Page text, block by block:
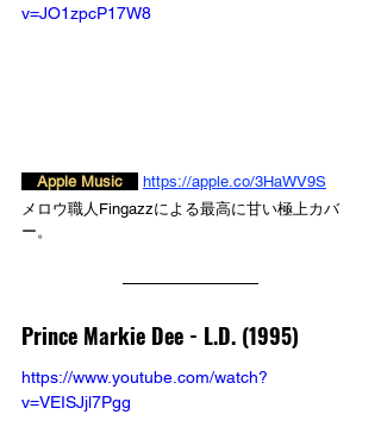
v=JO1zpcP17W8
Apple Music
https://apple.co/3HaWV9S
メロウ職人Fingazzによる最高に甘い極上カバ
ー。
Prince Markie Dee - L.D. (1995)
https://www.youtube.com/watch?
v=VEISJjl7Pgg